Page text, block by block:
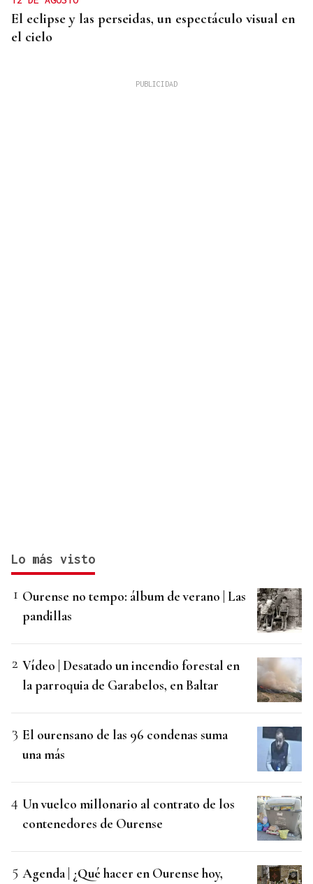
El eclipse y las perseidas, un espectáculo visual en
el cielo
Lo más visto
Ourense no tempo: álbum de verano | Las
pandillas
Vídeo | Desatado un incendio forestal en
la parroquia de Garabelos, en Baltar
El ourensano de las 96 condenas suma
una más
Un vuelco millonario al contrato de los
contenedores de Ourense
Agenda | ¿Qué hacer en Ourense hoy,